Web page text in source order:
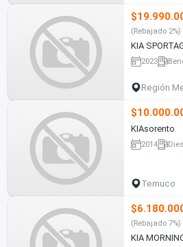
(Rebajado 2%)
KIA
2023
Región
KIAsorento
2014
Temuco
(Rebajado 7%)
KIA